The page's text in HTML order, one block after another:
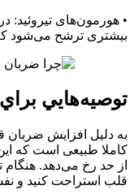
• هورمون‌های تیروئید:
بیشتری ترشح می‌شود
توصيه‌هايي
به دلیل افزایش ضربان
کاملا طبیعی است كه
از حد رخ می‌دهد.
قلب استراحت کنید و